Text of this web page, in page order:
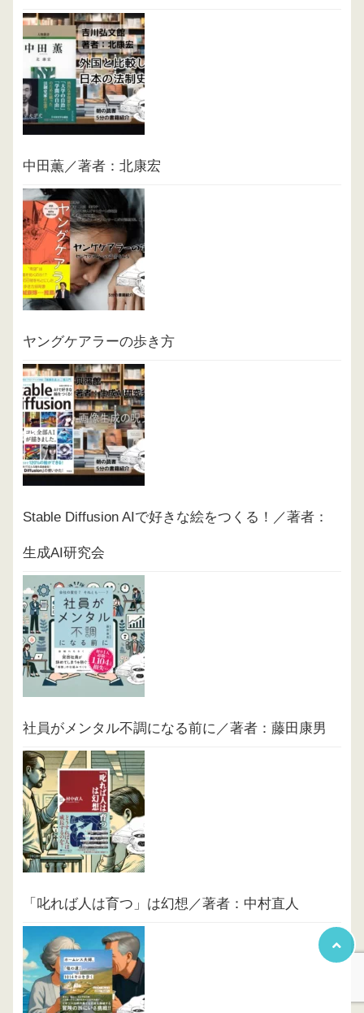
中田薫／著者：北康宏
ヤングケアラーの歩き方
Stable Diffusion AIで好きな絵をつくる！／著者：
生成AI研究会
社員がメンタル不調になる前に／著者：藤田康男
「叱れば人は育つ」は幻想／著者：中村直人